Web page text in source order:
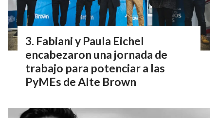
Fabiani y Paula Eichel
encabezaron una jornada de
trabajo para potenciar a las
PyMEs de Alte Brown